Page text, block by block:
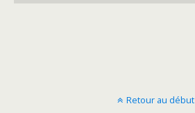
Retour au début